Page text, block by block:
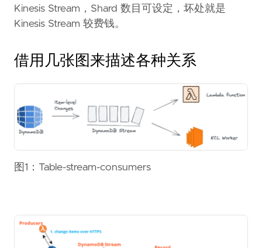
Kinesis Stream，Shard 数目可设定，坏处就是
Kinesis Stream 较费钱。
借用几张图来描述各种关系
图1：Table-stream-consumers